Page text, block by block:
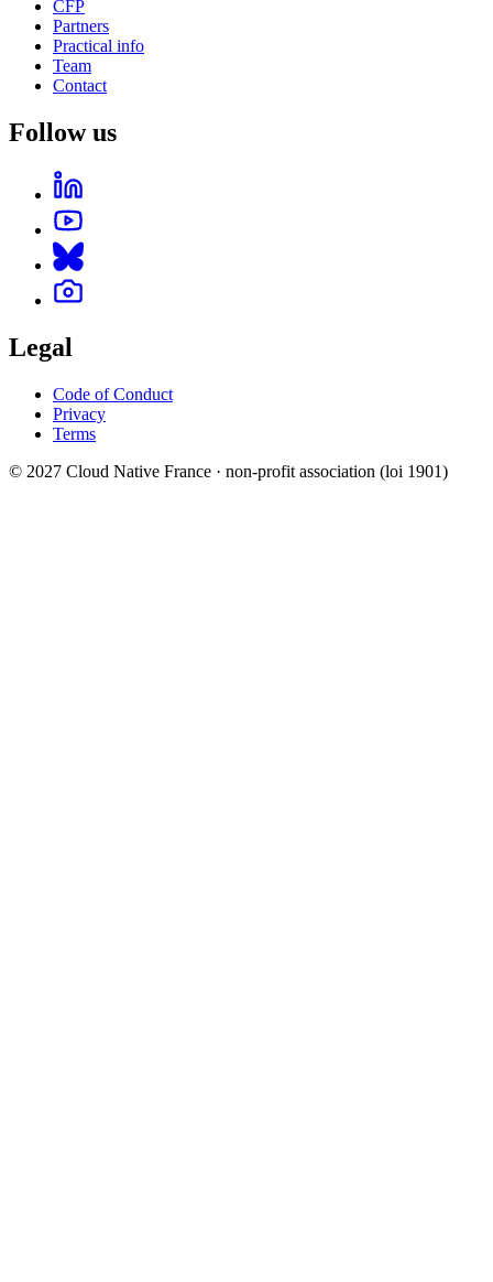
CFP
Partners
Practical info
Team
Contact
Follow us
Legal
Code of Conduct
Privacy
Terms
© 2027 Cloud Native France · non-profit association (loi 1901)